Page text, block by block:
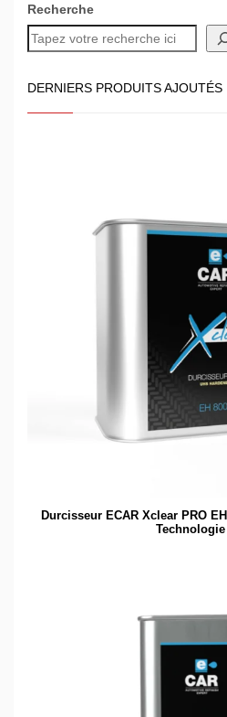
Recherche
DERNIERS PRODUITS AJOUTÉS
Durcisseur ECAR Xclear PRO
Technologie